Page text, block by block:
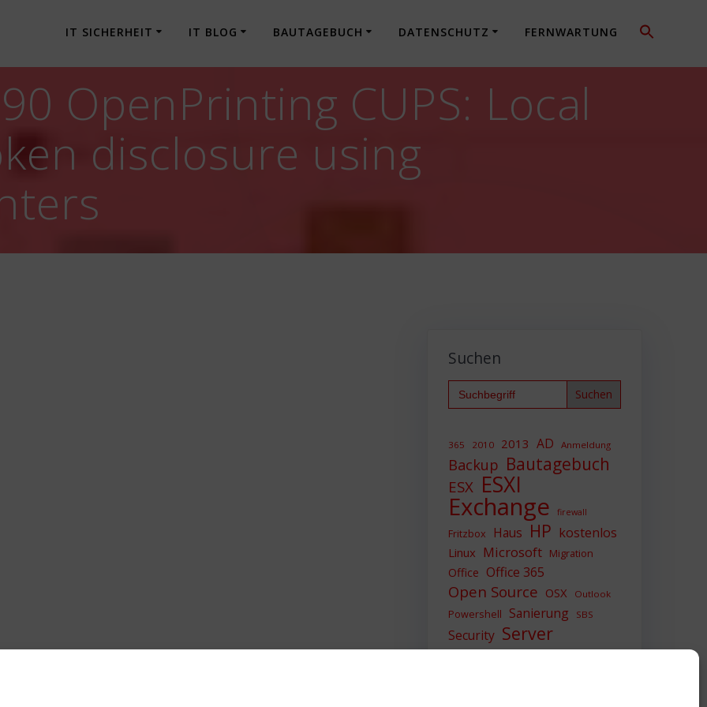
IT SICHERHEIT IT BLOG BAUTAGEBUCH DATENSCHUTZ FERNWARTUNG
OpenPrinting CUPS: Local
disclosure using
Suchen
Search
for:
365 2010 2013 AD Anmeldung
Backup Bautagebuch
ESX ESXI
Exchange firewall
Fritzbox Haus HP kostenlos
Linux Microsoft Migration
Office Office 365
Open Source OSX Outlook
Powershell Sanierung SBS
Security Server
Sicherheit SIEM